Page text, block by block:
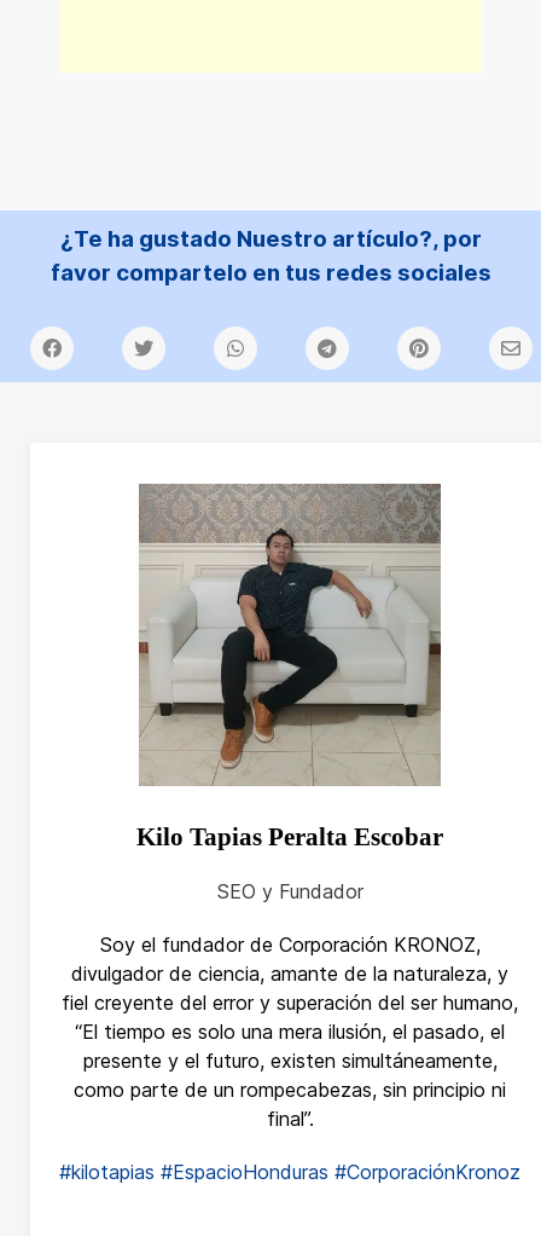
¿Te ha gustado Nuestro artículo?, por
favor compartelo en tus redes sociales
Kilo Tapias Peralta Escobar
SEO y Fundador
Soy el fundador de Corporación KRONOZ,
divulgador de ciencia, amante de la naturaleza, y
fiel creyente del error y superación del ser humano,
“El tiempo es solo una mera ilusión, el pasado, el
presente y el futuro, existen simultáneamente,
como parte de un rompecabezas, sin principio ni
final”.
#kilotapias #EspacioHonduras #CorporaciónKronoz